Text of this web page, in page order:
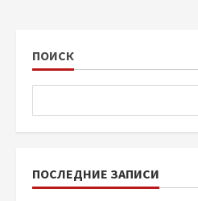
ПОИСК
ПОСЛЕДНИЕ ЗАПИСИ